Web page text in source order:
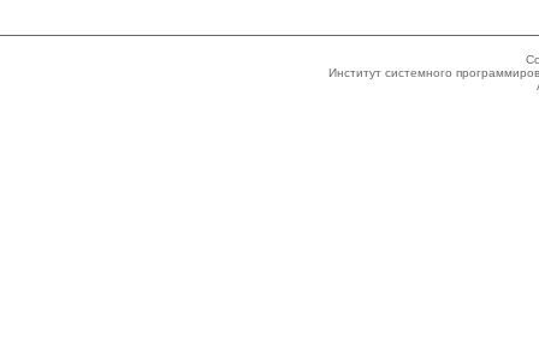
Институт системного